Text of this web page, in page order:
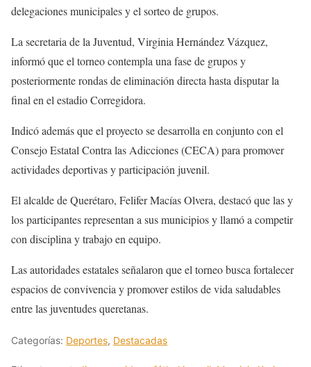
delegaciones municipales y el sorteo de grupos.
La secretaria de la Juventud, Virginia Hernández Vázquez,
informó que el torneo contempla una fase de grupos y
posteriormente rondas de eliminación directa hasta disputar la
final en el estadio Corregidora.
Indicó además que el proyecto se desarrolla en conjunto con el
Consejo Estatal Contra las Adicciones (CECA) para promover
actividades deportivas y participación juvenil.
El alcalde de Querétaro, Felifer Macías Olvera, destacó que las y
los participantes representan a sus municipios y llamó a competir
con disciplina y trabajo en equipo.
Las autoridades estatales señalaron que el torneo busca fortalecer
espacios de convivencia y promover estilos de vida saludables
entre las juventudes queretanas.
Categorías: Deportes, Destacadas